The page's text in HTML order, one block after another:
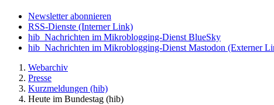
Newsletter abonnieren
RSS-Dienste (Interner Link)
hib_Nachrichten im Mikroblogging-Dienst BlueSky
hib_Nachrichten im Mikroblogging-Dienst Mastodon (Externer
Webarchiv
Presse
Kurzmeldungen (hib)
Heute im Bundestag (hib)